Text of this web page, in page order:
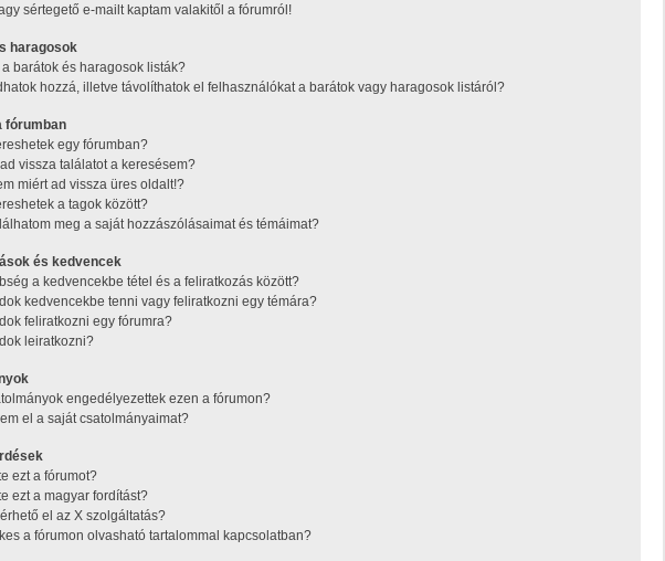
sértegető e-mailt kaptam valakitől a fórumról!
haragosok
a barátok és haragosok listák?
hozzá, illetve távolíthatok el felhasználókat a barátok vagy haragosok listáról?
fórumban
egy fórumban?
vissza találatot a keresésem?
miért ad vissza üres oldalt!?
a tagok között?
meg a saját hozzászólásaimat és témáimat?
és kedvencek
a kedvencekbe tétel és a feliratkozás között?
kedvencekbe tenni vagy feliratkozni egy témára?
feliratkozni egy fórumra?
leiratkozni?
engedélyezettek ezen a fórumon?
el a saját csatolmányaimat?
ezt a fórumot?
ezt a magyar fordítást?
el az X szolgáltatás?
a fórumon olvasható tartalommal kapcsolatban?